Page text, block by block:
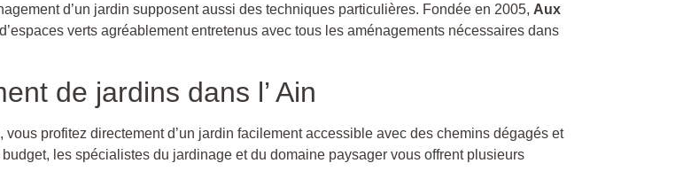
d’un jardin supposent aussi des techniques particulières. Fondée en 2005, Aux
verts agréablement entretenus avec tous les aménagements nécessaires dans
de jardins dans l’ Ain
profitez directement d’un jardin facilement accessible avec des chemins dégagés et
les spécialistes du jardinage et du domaine paysager vous offrent plusieurs